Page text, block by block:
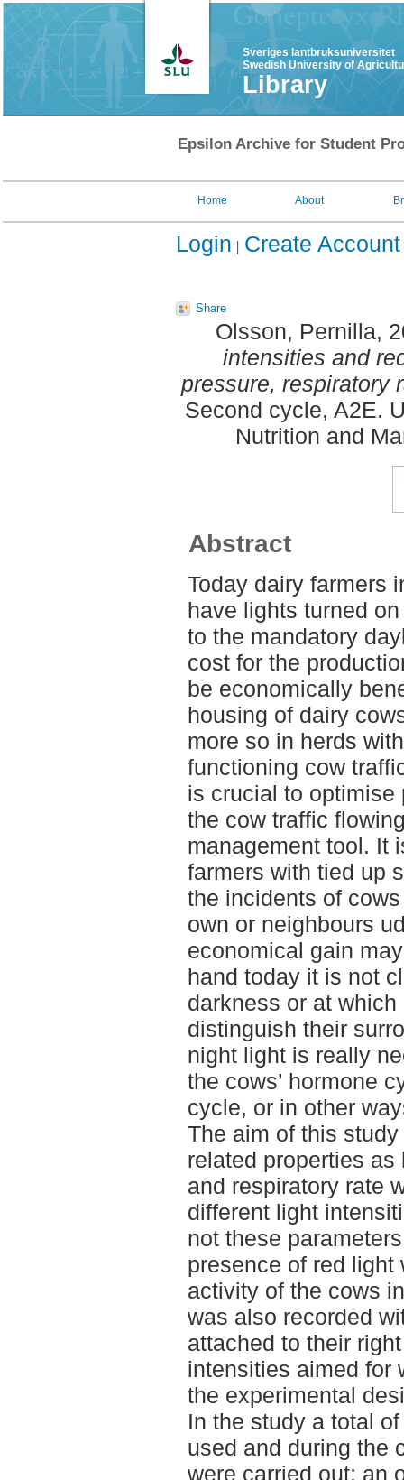
Sveriges lantbruksuniversitet
Swedish University of
Library
Epsilon Archive for Student
Home About
Login Create Account
Share
Olsson, Pernilla,
intensities and
pressure, respiratory
Second cycle, A2E.
Nutrition and
Abstract
Today dairy farmers
have lights turned
to the mandatory
cost for the
be economically
housing of dairy
more so in herds
functioning cow
is crucial to optimise
the cow traffic
management tool. It
farmers with tied up
the incidents of
own or neighbours
economical gain
hand today it is not
darkness or at
distinguish their
night light is really
the cows’ hormone
cycle, or in other
The aim of this
related properties
and respiratory rate
different light
not these
presence of red light
activity of the cows
was also recorded
attached to their
intensities aimed for
the experimental
In the study a total
used and during the
were carried out; an